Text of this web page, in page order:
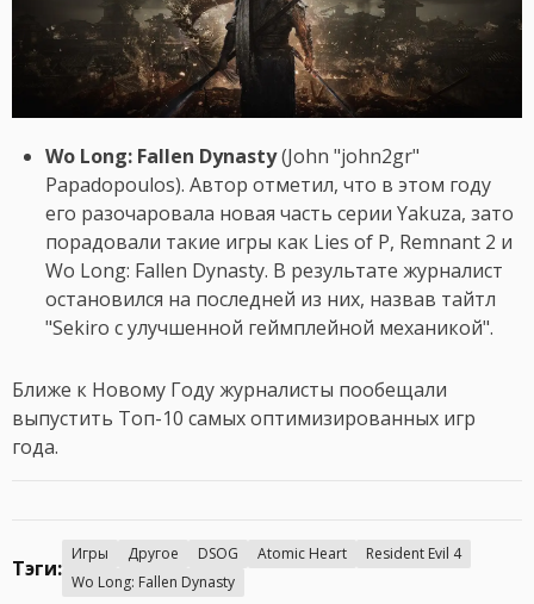
Wo Long: Fallen Dynasty(John "john2gr"
Papadopoulos). Автор отметил, что в этом году
его разочаровала новая часть серии Yakuza, зато
порадовали такие игры как Lies of P, Remnant 2 и
Wo Long: Fallen Dynasty. В результате журналист
остановился на последней из них, назвав тайтл
"Sekiro с улучшенной геймплейной механикой".
Ближе к Новому Году журналисты пообещали
выпустить Топ-10 самых оптимизированных игр
года.
Тэги:
Игры Другое DSOG Atomic Heart
Resident Evil 4
Wo Long: Fallen Dynasty